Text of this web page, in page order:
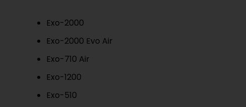
Exo-2000
Exo-2000 Evo Air
Exo-710 Air
Exo-1200
Exo-510